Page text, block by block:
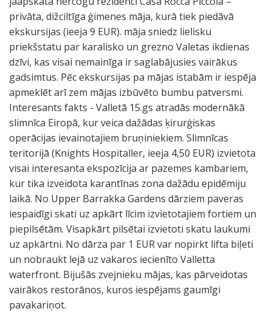
privāta, dižciltīga ģimenes māja, kurā tiek piedāvā
ekskursijas (ieeja 9 EUR). māja sniedz lielisku
priekšstatu par karalisko un grezno Valetas ikdienas
dzīvi, kas visai nemainīga ir saglabājusies vairākus
gadsimtus. Pēc ekskursijas pa mājas istabām ir iespēja
apmeklēt arī zem mājas izbūvēto bumbu patversmi.
Interesants fakts - Valletā 15.gs atradās modernākā
slimnīca Eiropā, kur veica dažādas ķirurģiskas
operācijas ievainotajiem bruņiniekiem. Slimnīcas
teritorijā (Knights Hospitaller, ieeja 4,50 EUR) izvietota
visai interesanta ekspozīcija ar pazemes kambariem,
kur tika izveidota karantīnas zona dažādu epidēmiju
laikā. No Upper Barrakka Gardens dārziem paveras
iespaidīgi skati uz apkārt līcim izvietotajiem fortiem un
piepilsētām. Visapkārt pilsētai izvietoti skatu laukumi
uz apkārtni. No dārza par 1 EUR var nopirkt lifta biļeti
un nobraukt lejā uz vakaros iecienīto Valletta
waterfront. Bijušās zvejnieku mājas, kas pārveidotas
vairākos restorānos, kuros iespējams gaumīgi
pavakariņot.